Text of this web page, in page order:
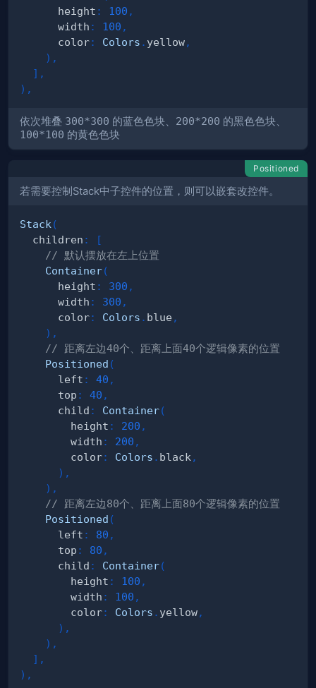
      height
: 100 ,
      width
: 100 ,
      color
: Colors . yellow,
) ,
] ,
) ,
依次堆叠 300*300 的蓝色色块、 200*200 的黑色色块、
100*100 的黄色色块
Positioned
若需要控制Stack中子控件的位置，则可以嵌套改控件。
Stack (
  children
:
[
// 默认摆放在左上位置
Container(
      height
: 300 ,
      width
: 300 ,
      color
: Colors . blue ,
) ,
// 距离左边40个、距离上面40个逻辑像素的位置
Positioned (
      left
: 40 ,
      top
: 40 ,
      child
: Container(
        height
: 200 ,
        width
: 200 ,
        color
: Colors . black ,
) ,
) ,
// 距离左边80个、距离上面80个逻辑像素的位置
Positioned (
      left
: 80 ,
      top
: 80 ,
      child
: Container(
        height
: 100 ,
        width
: 100 ,
        color
: Colors . yellow,
) ,
) ,
] ,
) ,